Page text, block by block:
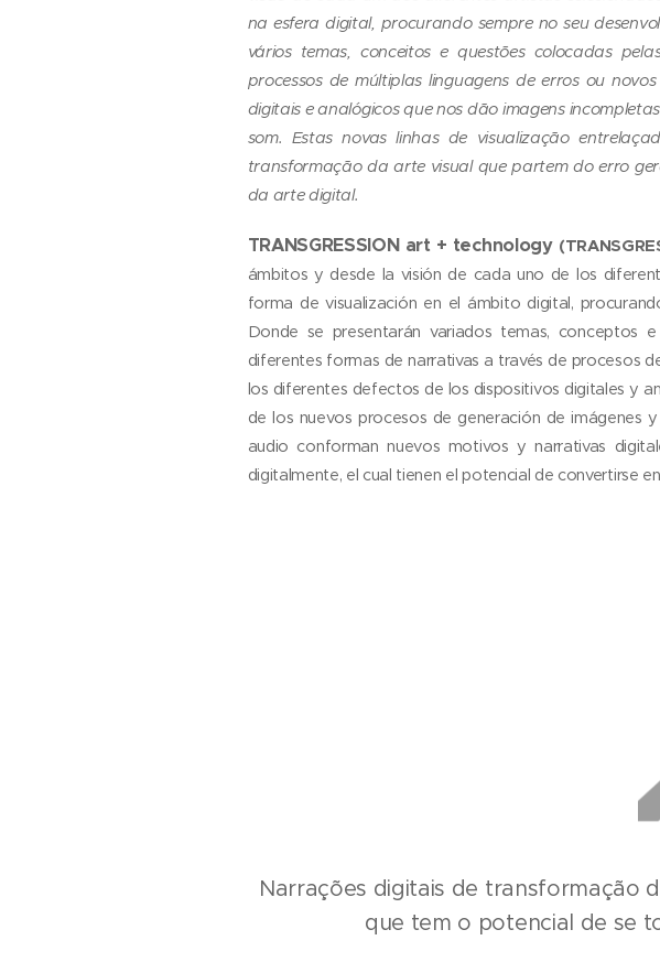
na esfera digital, procurando sempre no seu
vários temas, conceitos e questões colocadas
processos de múltiplas linguagens de erros ou
digitais e analógicos que nos dão imagens
som. Estas novas linhas de visualização
transformação da arte visual que partem do erro
da arte digital.
TRANSGRESSION art + technology (
ámbitos y desde la visión de cada uno de los
forma de visualización en el ámbito digital,
Donde se presentarán variados temas, conceptos
diferentes formas de narrativas a través de procesos
los diferentes defectos de los dispositivos digitales y
de los nuevos procesos de generación de imágenes
audio conforman nuevos motivos y narrativas
digitalmente, el cual tienen el potencial de convertirse
Narrações digitais de transformação
que tem o potencial de se